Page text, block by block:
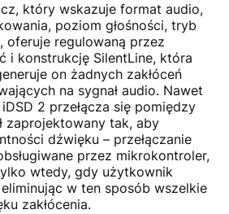
który wskazuje format audio,
poziom głośności, tryb
oferuje regulowaną przez
i konstrukcję SilentLine, która
on żadnych zakłóceń
na sygnał audio. Nawet
2 przełącza się pomiędzy
zaprojektowany tak, aby
dźwięku – przełączanie
przez mikrokontroler,
wtedy, gdy użytkownik
w ten sposób wszelkie
zakłócenia.